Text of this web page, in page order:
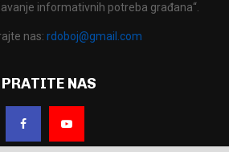
informativnih potreba građana“.
nas: rdoboj@gmail.com
PRATITE NAS